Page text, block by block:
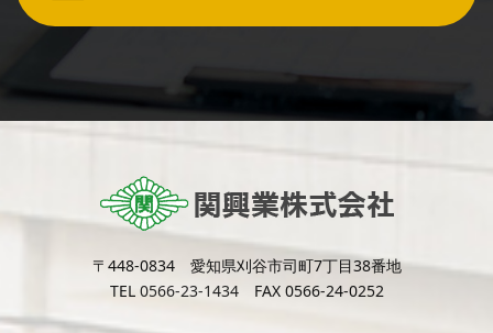
〒448-0834 愛知県刈谷市司町7丁目38番地
TEL 0566-23-1434FAX 0566-24-0252